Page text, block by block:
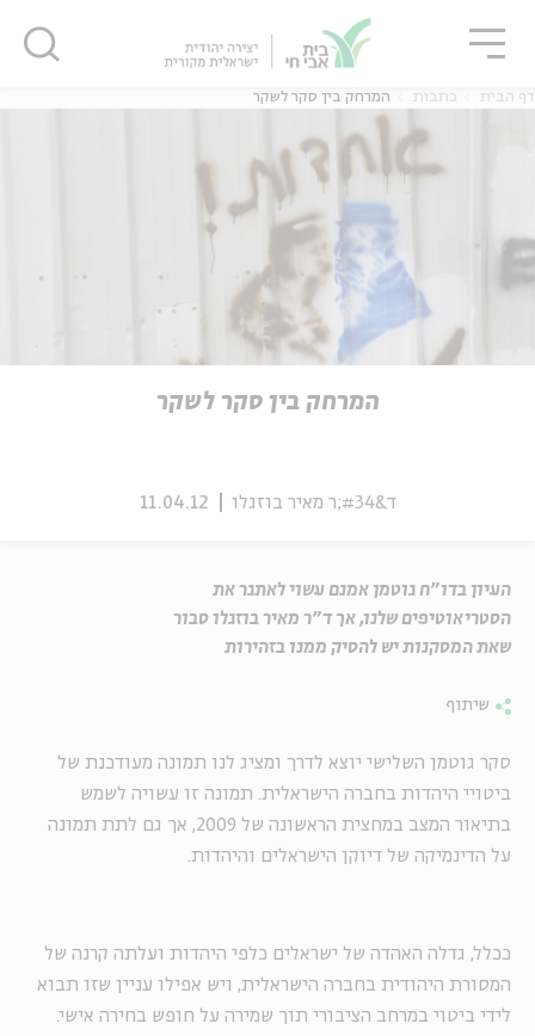
אנגלית
אנגלית
דף הבית כתבות המרחק בין סקר לשקר
המרחק בין סקר לשקר
ד&#34;ר מאיר בוזגלו 11.04.12
העיון בדו"ח גוטמן אמנם עשוי לאתגר את
הסטריאוטיפים שלנו, אך ד"ר מאיר בוזגלו סבור
שאת המסקנות יש להסיק ממנו בזהירות
שיתוף
סקר גוטמן השלישי יוצא לדרך ומציג לנו תמונה מעודכנת של
ביטויי היהדות בחברה הישראלית. תמונה זו עשויה לשמש
בתיאור המצב במחצית הראשונה של 2009, אך גם לתת תמונה
על הדינמיקה של דיוקן הישראלים והיהדות.
ככלל, גדלה האהדה של ישראלים כלפי היהדות ועלתה קרנה של
המסורת היהודית בחברה הישראלית, ויש אפילו עניין שזו תבוא
לידי ביטוי במרחב הציבורי תוך שמירה על חופש בחירה אישי.
סגור